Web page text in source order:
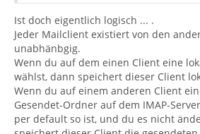
Ist doch eigentlich logisch ... .
Jeder Mailclient existiert von den
unabhänbgig.
Wenn du auf dem einen Client eine
wählst, dann speichert dieser Client
Wenn du auf einem anderen Client
Gesendet-Ordner auf dem IMAP-
per default so ist, und du es nicht